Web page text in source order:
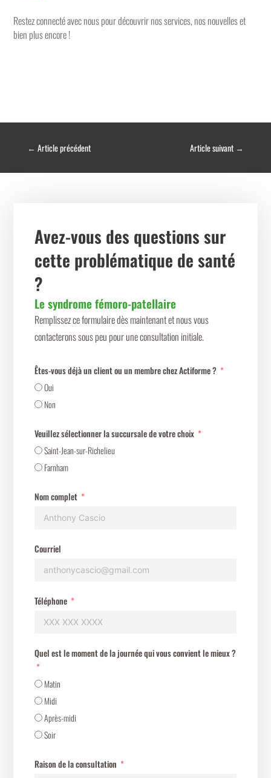
Restez connecté avec nous pour découvrir nos services, nos nouvelles et
bien plus encore !
← Article précédent Article suivant →
Avez-vous des questions sur
cette problématique de santé
?
Le syndrome fémoro-patellaire
Remplissez ce formulaire dès maintenant et nous vous
contacterons sous peu pour une consultation initiale.
Êtes-vous déjà un client ou un membre chez Actiforme ?
Oui
Non
Veuillez sélectionner la succursale de votre choix
Saint-Jean-sur-Richelieu
Farnham
Nom complet
Courriel
Téléphone
Quel est le moment de la journée qui vous convient le mieux ?
Matin
Midi
Après-midi
Soir
Raison de la consultation